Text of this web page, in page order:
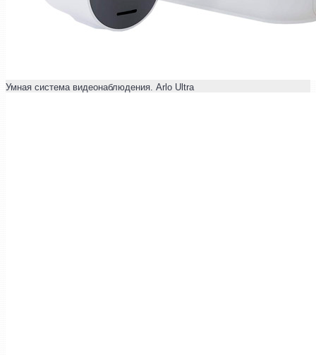
Умная система видеонаблюдения. Arlo Ultra